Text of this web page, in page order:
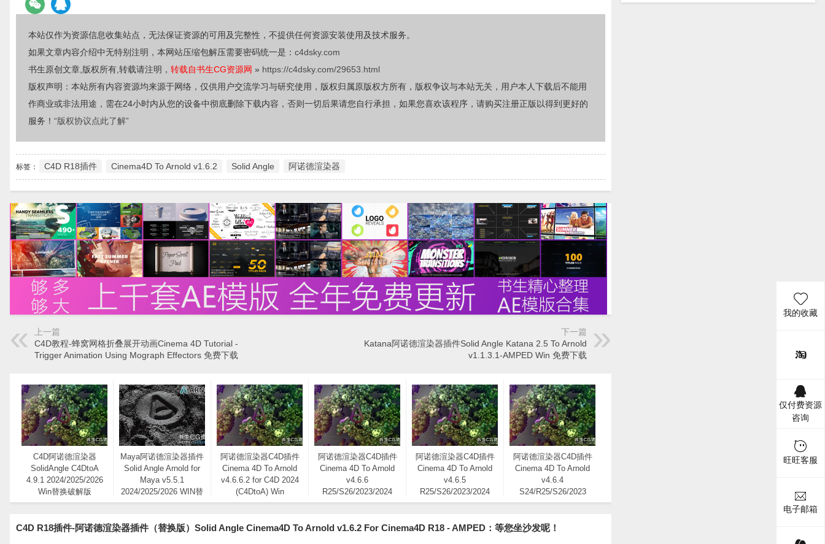
本站仅作为资源信息收集站点，无法保证资源的可用及完整性，不提供任何资源安装使用及技术服务。
如果文章内容介绍中无特别注明，本网站压缩包解压需要密码统一是： c4dsky.com
书生原创文章,版权所有,转载请注明， 转载自书生CG资源网 » https://c4dsky.com/29653.html
版权声明：本站所有内容资源均来源于网络，仅供用户交流学习与研究使用，版权归属原版权方所有，版权争议与本站无关，用户本人下载后不能用
作商业或非法用途，需在24小时内从您的设备中彻底删除下载内容，否则一切后果请您自行承担，如果您喜欢该程序，请购买注册正版以得到更好的
服务！ “版权协议点此了解”
标签： C4D R18插件 Cinema4D To Arnold v1.6.2 Solid Angle 阿诺德渲染器
上一篇
C4D教程-蜂窝网格折叠展开动画Cinema 4D Tutorial -
Trigger Animation Using Mograph Effectors 免费下载
下一篇
Katana阿诺德渲染器插件Solid Angle Katana 2.5 To Arnold
v1.1.3.1-AMPED Win 免费下载
C4D阿诺德渲染器
SolidAngle C4DtoA
4.9.1 2024/2025/2026
Win替换破解版
Maya阿诺德渲染器插件
Solid Angle Arnold for
Maya v5.5.1
2024/2025/2026 WIN替
换版/NoLM
阿诺德渲染器C4D插件
Cinema 4D To Arnold
v4.6.6.2 for C4D 2024
(C4DtoA) Win
阿诺德渲染器C4D插件
Cinema 4D To Arnold
v4.6.6
R25/S26/2023/2024
(C4DtoA) Win/Mac替换
阿诺德渲染器C4D插件
Cinema 4D To Arnold
v4.6.5
R25/S26/2023/2024
(C4DtoA) Win/Mac替换
阿诺德渲染器C4D插件
Cinema 4D To Arnold
v4.6.4
S24/R25/S26/2023
(C4DtoA) Win/Mac替换
C4D R18插件-阿诺德渲染器插件（替换版）Solid Angle Cinema4D To Arnold v1.6.2 For Cinema4D R18 - AMPED：等您坐沙发呢！
我的收藏
仅付费资源
咨询
旺旺客服
电子邮箱